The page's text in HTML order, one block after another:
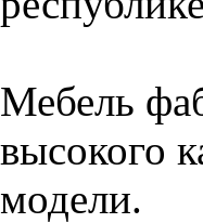
Мебель
высокого
модели.